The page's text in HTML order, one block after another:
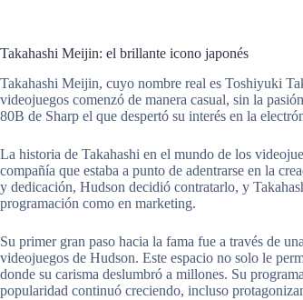
Takahashi Meijin: el brillante icono japonés
Takahashi Meijin, cuyo nombre real es Toshiyuki
videojuegos comenzó de manera casual, sin la
80B de Sharp el que despertó su interés en la
La historia de Takahashi en el mundo de los
compañía que estaba a punto de adentrarse en la
y dedicación, Hudson decidió contratarlo, y
programación como en marketing.
Su primer gran paso hacia la fama fue a través de
videojuegos de Hudson. Este espacio no solo le
donde su carisma deslumbró a millones. Su
popularidad continuó creciendo, incluso